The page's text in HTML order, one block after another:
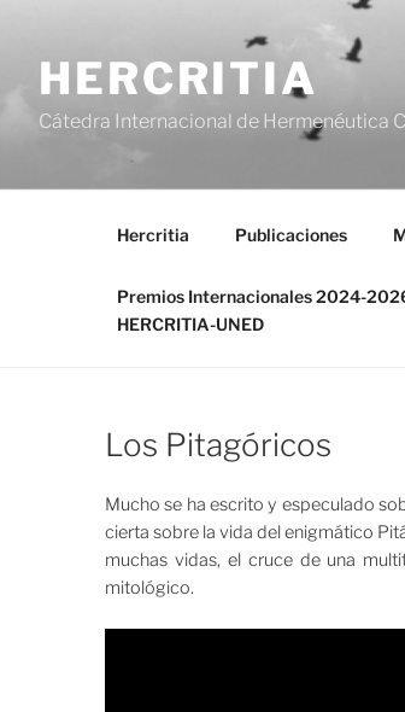
HERCRITIA
Cátedra Internacional de Hermenéutica
Hercritia Publicaciones
Premios Internacionales 2024-
HERCRITIA-UNED
Los Pitagóricos
Mucho se ha escrito y especulado
cierta sobre la vida del enigmático
muchas vidas, el cruce de una
mitológico.